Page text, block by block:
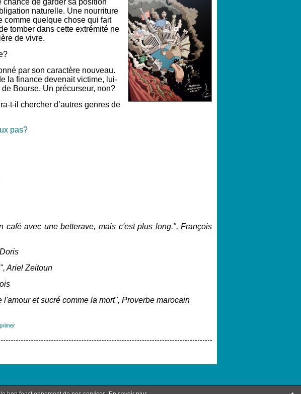
chance de garder sa position
naturelle. Une nourriture
comme quelque chose qui fait
tomber dans cette extrémité ne
de vivre.
par son caractère nouveau.
la finance devenait victime, lui-
Bourse. Un précurseur, non?
t-il chercher d’autres genres de
pas?
café avec une betterave, mais c'est plus long.", François
Ariel Zeitoun
et sucré comme la mort", Proverbe marocain